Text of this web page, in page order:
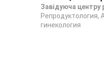
Завідуюча центру
Репродуктология,
гинекология